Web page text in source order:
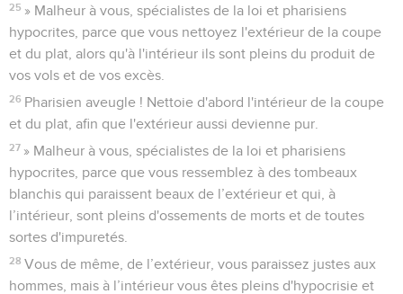
25 » Malheur à vous, spécialistes de la loi et pharisiens
hypocrites, parce que vous nettoyez l'extérieur de la coupe
et du plat, alors qu'à l'intérieur ils sont pleins du produit de
vos vols et de vos excès.
26 Pharisien aveugle ! Nettoie d'abord l'intérieur de la coupe
et du plat, afin que l'extérieur aussi devienne pur.
27 » Malheur à vous, spécialistes de la loi et pharisiens
hypocrites, parce que vous ressemblez à des tombeaux
blanchis qui paraissent beaux de l’extérieur et qui, à
l’intérieur, sont pleins d'ossements de morts et de toutes
sortes d'impuretés.
28 Vous de même, de l’extérieur, vous paraissez justes aux
hommes, mais à l’intérieur vous êtes pleins d'hypocrisie et